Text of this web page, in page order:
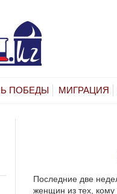
ПОБЕДЫ МИГРАЦИЯ
Последние две
женщин из тех, кому